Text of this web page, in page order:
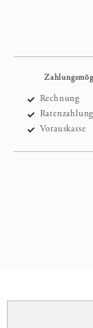
Rechnung
Ratenzahlung
Vorauskasse